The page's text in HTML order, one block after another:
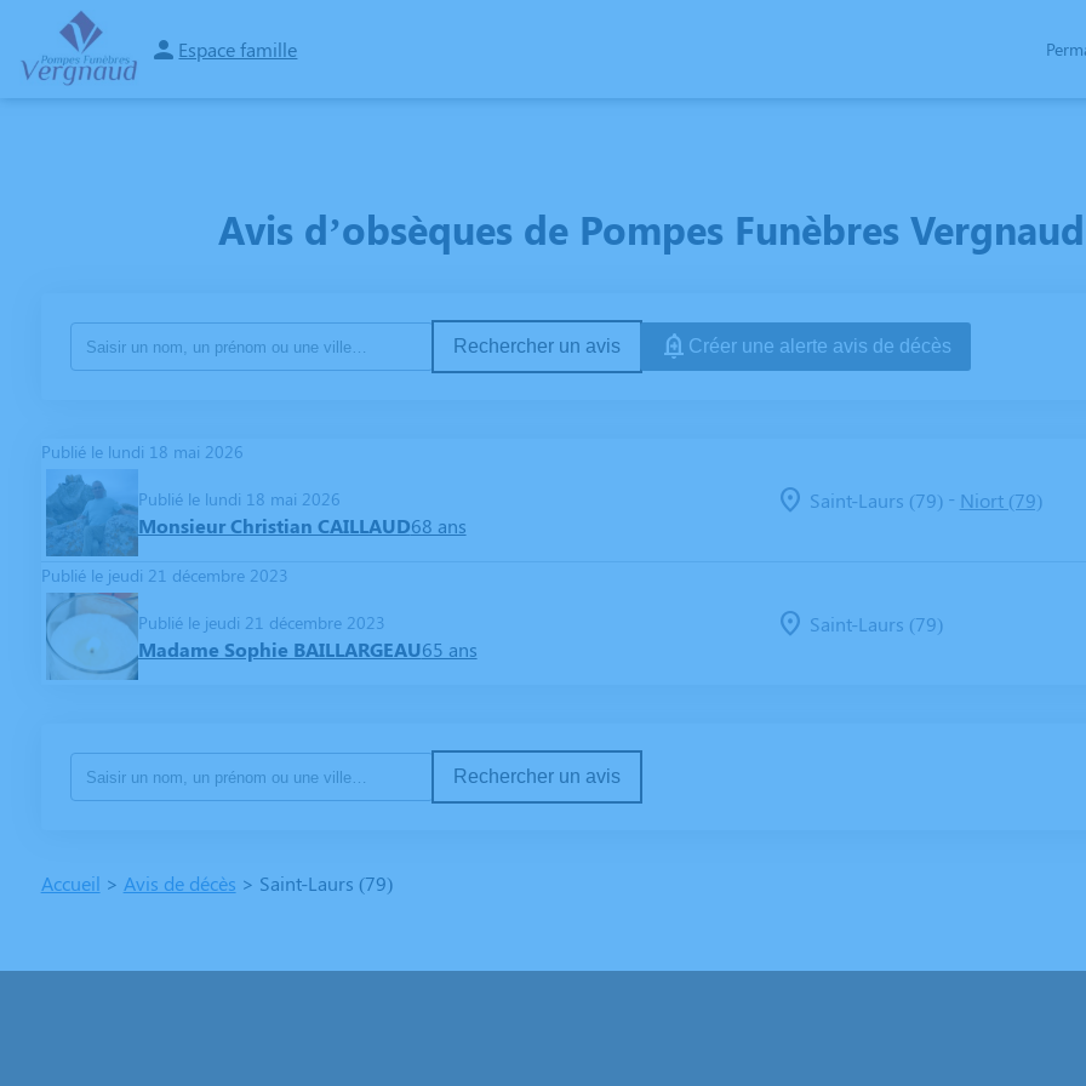
Espace famille
NOS SERVICES NOS AGENCES
Avis d’obsèques de Pompes Funèbres
Rechercher un avis Créer une alerte avis de décès
Publié le lundi 18 mai 2026
Publié le lundi 18 mai 2026
Monsieur Christian CAILLAUD68 ans
Saint-Laurs (79)- Niort (79)
Publié le jeudi 21 décembre 2023
Publié le jeudi 21 décembre 2023
Madame Sophie BAILLARGEAU65 ans
Saint-Laurs (79)
Rechercher un avis
Accueil > Avis de décès > Saint-Laurs (79)